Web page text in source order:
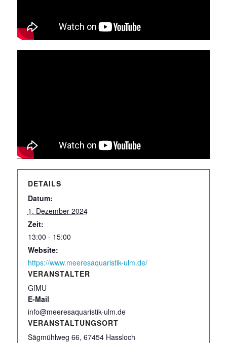
DETAILS
Datum:
1. Dezember 2024
Zeit:
13:00 - 15:00
Website:
https://www.meeresaquaristik-ulm.de/
VERANSTALTUNGSORT
Sägmühlweg 66, 67454 Hassloch
VERANSTALTER
GfMU
E-Mail
info@meeresaquaristik-ulm.de